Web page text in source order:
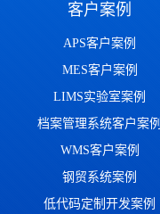
客户案例
APS客户案例
MES客户案例
LIMS实验室案例
档案管理系统客户案例
WMS客户案例
钢贸系统案例
低代码定制开发案例